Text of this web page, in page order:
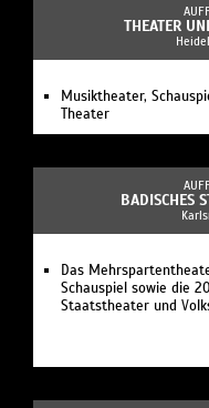
THEATER
Musiktheater,
Theater
BADISCHES
Das
Schauspiel sowie die
Staatstheater und